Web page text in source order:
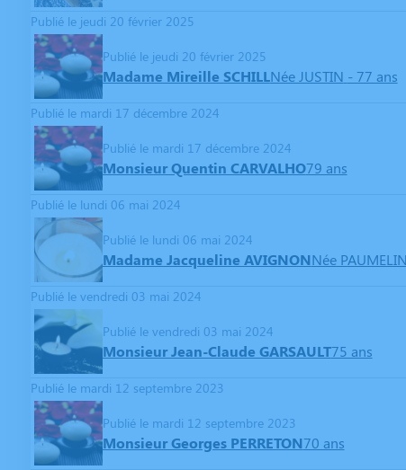
Publié le jeudi 20 février 2025
Publié le jeudi 20 février 2025
Madame Mireille SCHILLNée JUSTIN - 77 ans
Publié le mardi 17 décembre 2024
Publié le mardi 17 décembre 2024
Monsieur Quentin CARVALHO79 ans
Publié le lundi 06 mai 2024
Publié le lundi 06 mai 2024
Madame Jacqueline AVIGNONNée PAUMELIN
Publié le vendredi 03 mai 2024
Publié le vendredi 03 mai 2024
Monsieur Jean-Claude GARSAULT75 ans
Publié le mardi 12 septembre 2023
Publié le mardi 12 septembre 2023
Monsieur Georges PERRETON70 ans